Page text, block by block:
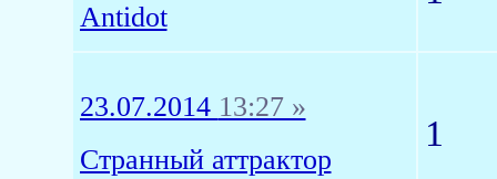
Antidot
23.07.2014 13:27 »
Странный аттрактор
1